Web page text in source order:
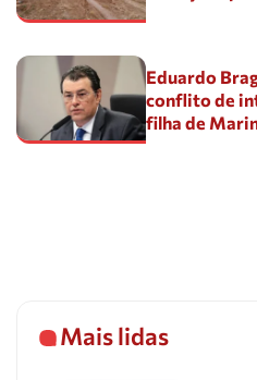
Eduardo
conflito de
filha de
Mais lidas